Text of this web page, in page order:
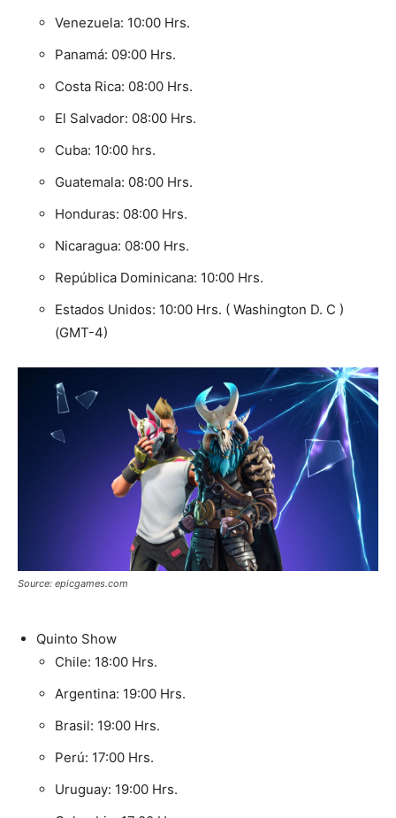
Venezuela: 10:00 Hrs.
Panamá: 09:00 Hrs.
Costa Rica: 08:00 Hrs.
El Salvador: 08:00 Hrs.
Cuba: 10:00 hrs.
Guatemala: 08:00 Hrs.
Honduras: 08:00 Hrs.
Nicaragua: 08:00 Hrs.
República Dominicana: 10:00 Hrs.
Estados Unidos: 10:00 Hrs. ( Washington D. C )
(GMT-4)
Source: epicgames.com
Quinto Show
Chile: 18:00 Hrs.
Argentina: 19:00 Hrs.
Brasil: 19:00 Hrs.
Perú: 17:00 Hrs.
Uruguay: 19:00 Hrs.